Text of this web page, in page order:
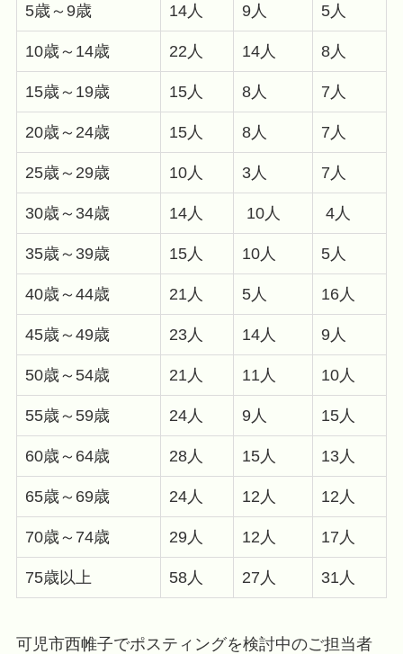
5歳～9歳 14人 9人 5人
10歳～14歳 22人 14人 8人
15歳～19歳 15人 8人 7人
20歳～24歳 15人 8人 7人
25歳～29歳 10人 3人 7人
30歳～34歳 14人 10人 4人
35歳～39歳 15人 10人 5人
40歳～44歳 21人 5人 16人
45歳～49歳 23人 14人 9人
50歳～54歳 21人 11人 10人
55歳～59歳 24人 9人 15人
60歳～64歳 28人 15人 13人
65歳～69歳 24人 12人 12人
70歳～74歳 29人 12人 17人
75歳以上 58人 27人 31人
可児市西帷子でポスティングを検討中のご担当者